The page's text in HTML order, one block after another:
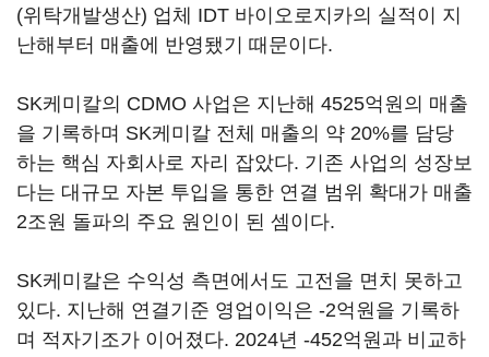
(위탁개발생산) 업체 IDT 바이오로지카의 실적이 지
난해부터 매출에 반영됐기 때문이다.
SK케미칼의 CDMO 사업은 지난해 4525억원의 매출
을 기록하며 SK케미칼 전체 매출의 약 20%를 담당
하는 핵심 자회사로 자리 잡았다. 기존 사업의 성장보
다는 대규모 자본 투입을 통한 연결 범위 확대가 매출
2조원 돌파의 주요 원인이 된 셈이다.
SK케미칼은 수익성 측면에서도 고전을 면치 못하고
있다. 지난해 연결기준 영업이익은 -2억원을 기록하
며 적자기조가 이어졌다. 2024년 -452억원과 비교하